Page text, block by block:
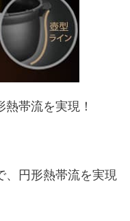
帯流を実現！
、円形熱帯流を実現